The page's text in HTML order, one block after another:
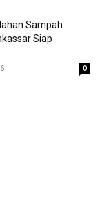
Sampah
Siap
0